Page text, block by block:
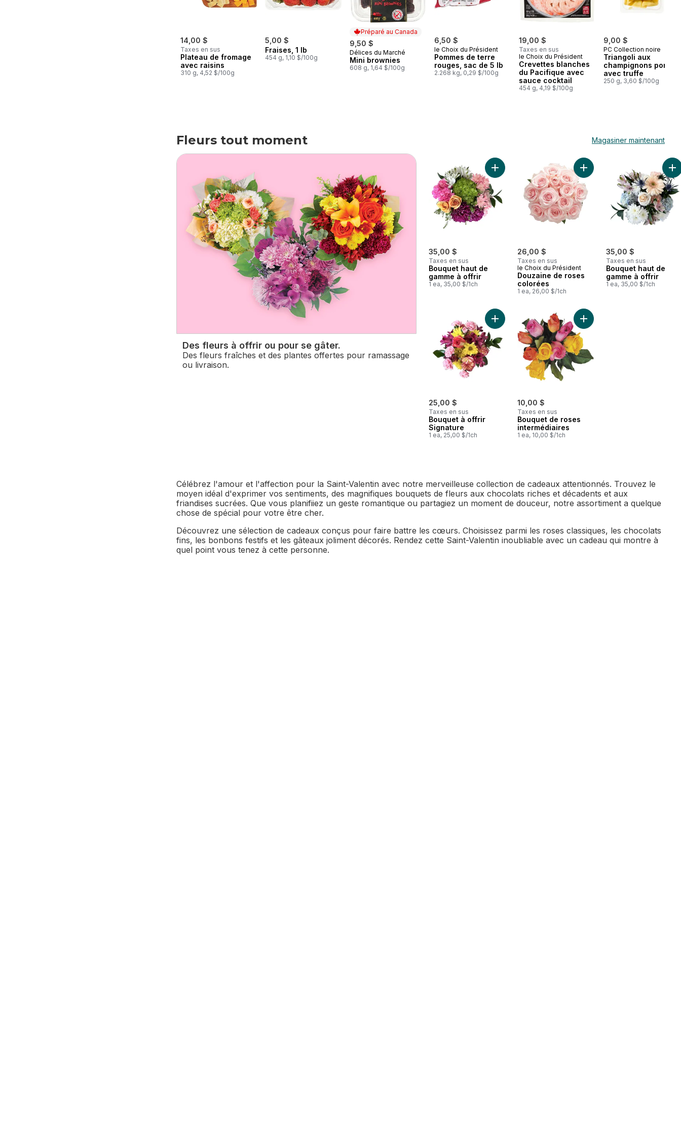
14,00 $
Taxes en sus
Plateau de fromage
avec raisins
310 g, 4,52 $/100g
5,00 $
Fraises, 1 lb
454 g, 1,10 $/100g
Préparé au Canada
9,50 $
Préparé au Canada
Délices du Marché
Mini brownies
608 g, 1,64 $/100g
6,50 $
le Choix du Président
Pommes de terre
rouges, sac de 5 lb
2.268 kg, 0,29 $/100g
19,00 $
Taxes en sus
le Choix du Président
Crevettes blanches
du Pacifique avec
sauce cocktail
454 g, 4,19 $/100g
9,00 $
PC Collection noire
Triangoli aux
champignons porcini
avec truffe
250 g, 3,60 $/100g
Fleurs tout moment Magasiner maintenant
Skip
Des fleurs à offrir ou pour se gâter.
Des fleurs fraîches et des plantes offertes pour ramassage
ou livraison.
35,00 $
Taxes en sus
Bouquet haut de
gamme à offrir
1 ea, 35,00 $/1ch
Ajouter Bouquet haut de gamme à offrir au panier
26,00 $
Taxes en sus
le Choix du Président
Douzaine de roses
colorées
1 ea, 26,00 $/1ch
Ajouter Douzaine de roses
35,00 $
Taxes en sus
Bouquet haut de
gamme à offrir
1 ea, 35,00 $/1ch
25,00 $
Taxes en sus
Bouquet à offrir
Signature
1 ea, 25,00 $/1ch
Ajouter Bouquet à offrir Signature au panier
10,00 $
Taxes en sus
Bouquet de roses
intermédiaires
1 ea, 10,00 $/1ch
Ajouter Bouquet de roses
Célébrez l'amour et l'affection pour la Saint-Valentin avec notre merveilleuse collection de cadeaux attentionnés. Trouvez le
moyen idéal d'exprimer vos sentiments, des magnifiques bouquets de fleurs aux chocolats riches et décadents et aux
friandises sucrées. Que vous planifiiez un geste romantique ou partagiez un moment de douceur, notre assortiment a quelque
chose de spécial pour votre être cher.
Découvrez une sélection de cadeaux conçus pour faire battre les cœurs. Choisissez parmi les roses classiques, les chocolats
fins, les bonbons festifs et les gâteaux joliment décorés. Rendez cette Saint-Valentin inoubliable avec un cadeau qui montre à
quel point vous tenez à cette personne.